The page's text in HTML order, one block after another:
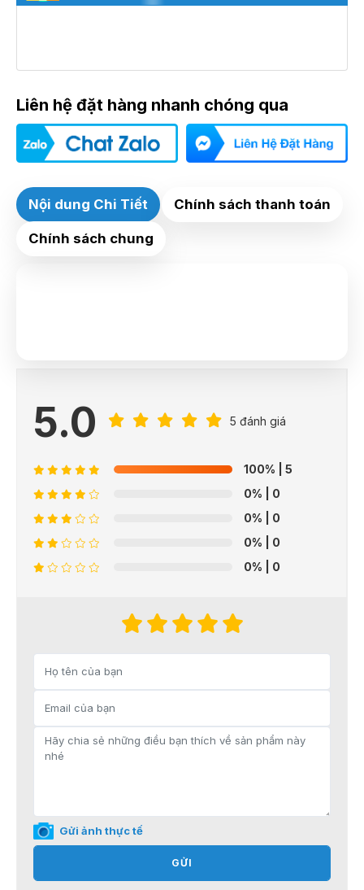
Liên hệ đặt hàng nhanh chóng qua
Nội dung Chi Tiết Chính sách thanh toán
Chính sách chung
5.0 5 đánh giá
100% | 5
0% | 0
0% | 0
0% | 0
0% | 0
Gửi ảnh thực tế
GỬI